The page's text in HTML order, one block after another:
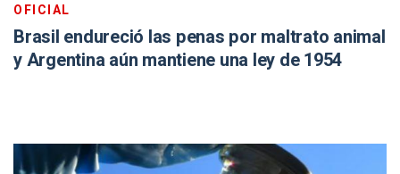
OFICIAL
Brasil endureció las penas por maltrato animal
y Argentina aún mantiene una ley de 1954